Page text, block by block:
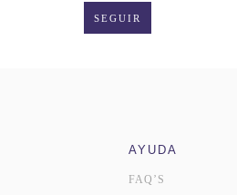
SEGUIR
AYUDA
FAQ’S